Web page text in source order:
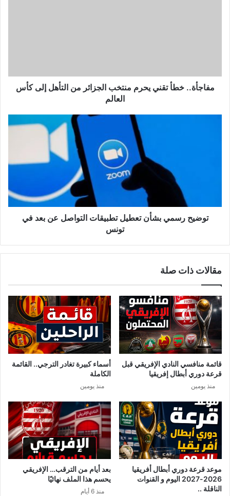
إلى
كأسمفاجأة.. خطأ تقني يحرم منتخب الجزائر من التأهل إلى كأس
العالم
في
تونستوضيح رسمي بشأن تعطيل تطبيقات التواصل عن بعد في
تونس
مقالات ذات صلة
قائمة منافسي النادي الإفريقي قبل
قرعة دوري أبطال إفريقيا
منذ يومين
أسماء كبيرة تغادر الترجي.. القائمة
الكاملة
منذ يومين
موعد قرعة دوري أبطال أفريقيا
2026-2027 اليوم و القنوات
الناقلة ..
بعد أيام من الترقب… الإفريقي
يحسم هذا الملف نهائيًا
منذ 6 أيام